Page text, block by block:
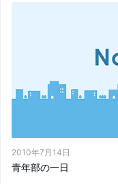
2010年7月14日
青年部の一日